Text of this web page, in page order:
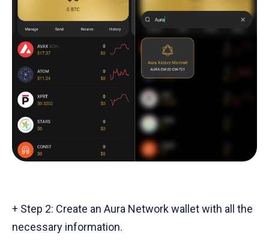
+ Step 2: Create an Aura Network wallet with all the
necessary information.